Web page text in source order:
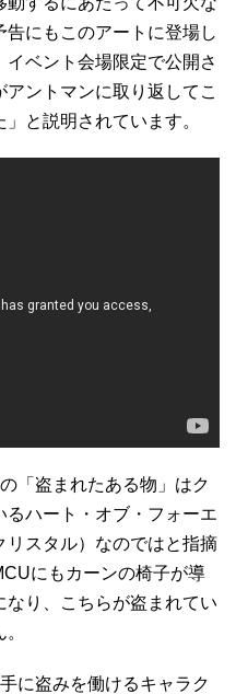
にもこのアートに登場し
ベント会場限定で公開さ
ントマンに取り返してこ
と説明されています。
「盗まれたある物」はク
るハート・オブ・フォーエ
リスタル）なのではと指摘
にもカーンの椅子が導
なり、こちらが盗まれてい
に盗みを働けるキャラク